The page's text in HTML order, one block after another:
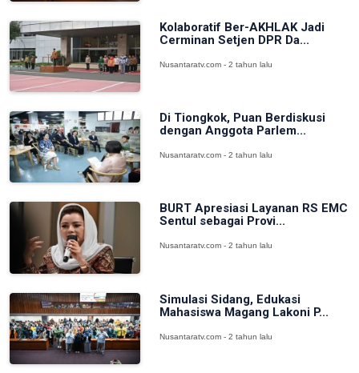
Kolaboratif Ber-AKHLAK Jadi
Cerminan Setjen DPR Da...
Nusantaratv.com - 2 tahun lalu
Di Tiongkok, Puan Berdiskusi
dengan Anggota Parlem...
Nusantaratv.com - 2 tahun lalu
BURT Apresiasi Layanan RS EMC
Sentul sebagai Provi...
Nusantaratv.com - 2 tahun lalu
Simulasi Sidang, Edukasi
Mahasiswa Magang Lakoni P...
Nusantaratv.com - 2 tahun lalu